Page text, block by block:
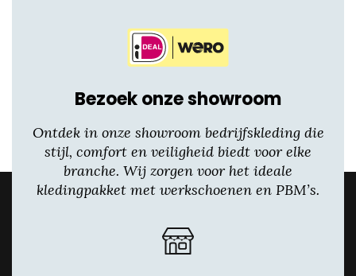
Bezoek onze showroom
Ontdek in onze showroom bedrijfskleding die
stijl, comfort en veiligheid biedt voor elke
branche. Wij zorgen voor het ideale
kledingpakket met werkschoenen en PBM’s.